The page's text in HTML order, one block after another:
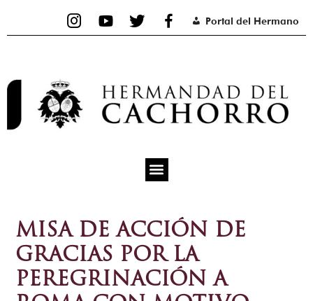
Portal del Hermano
MISA DE ACCIÓN DE
GRACIAS POR LA
PEREGRINACIÓN A